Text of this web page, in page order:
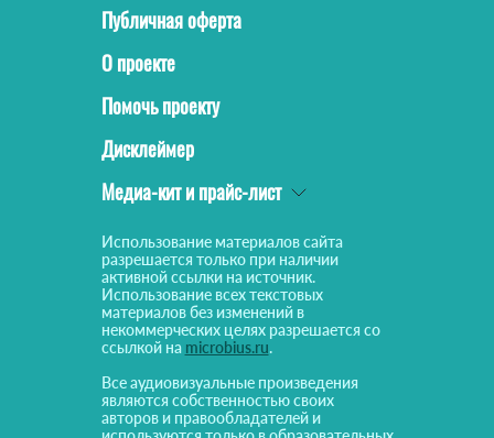
Публичная оферта
О проекте
Помочь проекту
Дисклеймер
Медиа-кит и прайс-лист
Использование материалов сайта
разрешается только при наличии
активной ссылки на источник.
Использование всех текстовых
материалов без изменений в
некоммерческих целях разрешается со
ссылкой на microbius.ru.
Все аудиовизуальные произведения
являются собственностью своих
авторов и правообладателей и